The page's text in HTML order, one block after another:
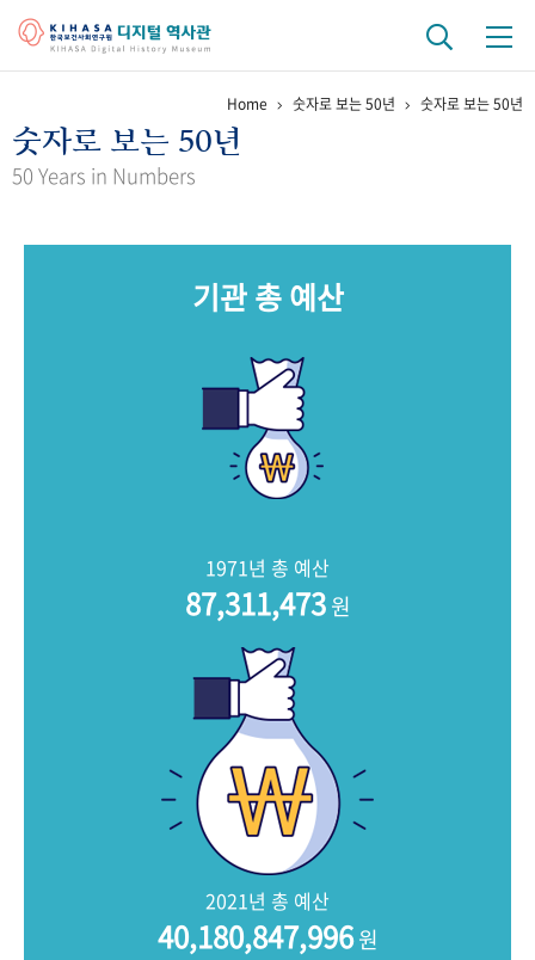
걸어온 길 기관 변천사 역대 기관장
키워드로 보는 연구 역사
문서 기록물 행정박물
Home 숫자로 보는 50년 숫자로 보는 50년
숫자로 보는 50년
50 Years in Numbers
기관 총 예산
1971년 총 예산
87,311,473원
2021년 총 예산
40,180,847,996원